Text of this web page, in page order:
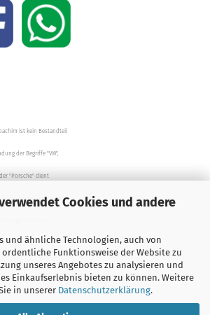
Cookies und andere
und ähnliche Technologien, auch von
Funktionsweise der Website zu
unseres Angebotes zu analysieren und
Einkaufserlebnis bieten zu können. Weitere
in unserer Datenschutzerklärung.
ist kein Bestandteil
der Begriffe "VW",
"Porsche" dient
keinem Fall eine direkte
her/da.
Angaben zur
worden.